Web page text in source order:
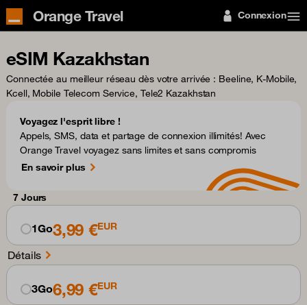
Orange Travel Connexion
eSIM Kazakhstan
Connectée au meilleur réseau dès votre arrivée : Beeline, K-Mobile,
Kcell, Mobile Telecom Service, Tele2 Kazakhstan
Voyagez l'esprit libre !
Appels, SMS, data et partage de connexion illimités! Avec
Orange Travel voyagez sans limites et sans compromis
En savoir plus
7 Jours
1Go3,99 €EUR
Détails
3Go6,99 €EUR